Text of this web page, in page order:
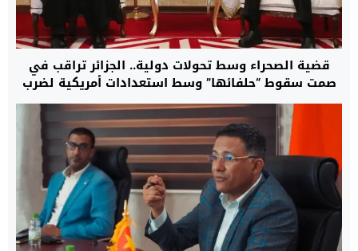
قضية الصحراء وسط تحولات دولية.. الجزائر تراقب في
صمت سقوط “حلفائها” وسط استعدادات أمريكية لضرب
إيران